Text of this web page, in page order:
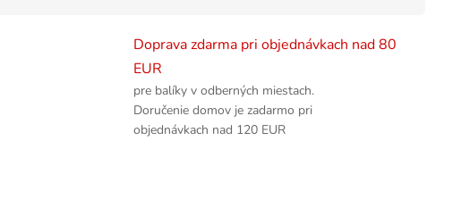
Doprava zdarma pri objednávkach nad 80
EUR
pre balíky v odberných miestach.
Doručenie domov je zadarmo pri
objednávkach nad 120 EUR